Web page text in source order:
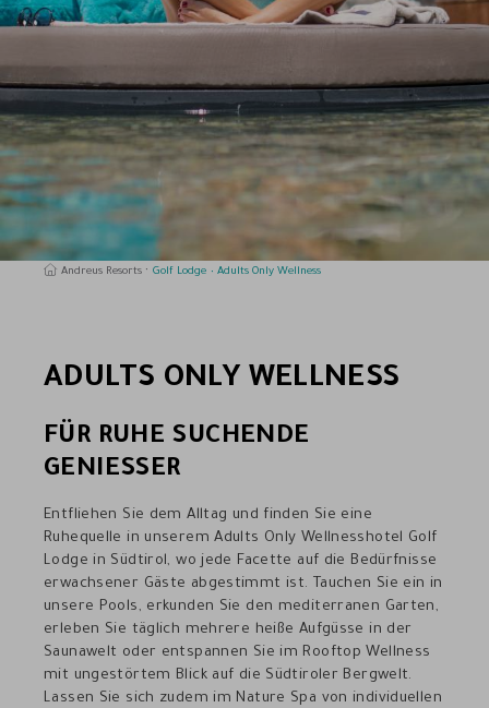
Andreus Resorts Golf Lodge Adults Only Wellness
ADULTS ONLY WELLNESS
FÜR RUHE SUCHENDE
GENIESSER
Entfliehen Sie dem Alltag und finden Sie eine
Ruhequelle in unserem Adults Only Wellnesshotel Golf
Lodge in Südtirol, wo jede Facette auf die Bedürfnisse
erwachsener Gäste abgestimmt ist. Tauchen Sie ein in
unsere Pools, erkunden Sie den mediterranen Garten,
erleben Sie täglich mehrere heiße Aufgüsse in der
Saunawelt oder entspannen Sie im Rooftop Wellness
mit ungestörtem Blick auf die Südtiroler Bergwelt.
Lassen Sie sich zudem im Nature Spa von individuellen